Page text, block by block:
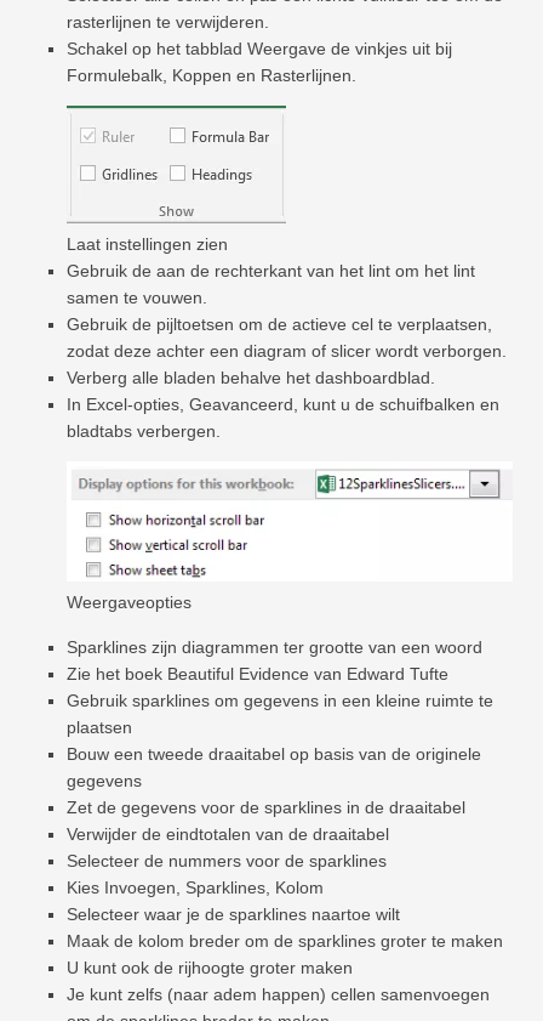
rasterlijnen te verwijderen.
Schakel op het tabblad Weergave de vinkjes uit bij
Formulebalk, Koppen en Rasterlijnen.
Laat instellingen zien
Gebruik de aan de rechterkant van het lint om het lint
samen te vouwen.
Gebruik de pijltoetsen om de actieve cel te verplaatsen,
zodat deze achter een diagram of slicer wordt verborgen.
Verberg alle bladen behalve het dashboardblad.
In Excel-opties, Geavanceerd, kunt u de schuifbalken en
bladtabs verbergen.
Weergaveopties
Sparklines zijn diagrammen ter grootte van een woord
Zie het boek Beautiful Evidence van Edward Tufte
Gebruik sparklines om gegevens in een kleine ruimte te
plaatsen
Bouw een tweede draaitabel op basis van de originele
gegevens
Zet de gegevens voor de sparklines in de draaitabel
Verwijder de eindtotalen van de draaitabel
Selecteer de nummers voor de sparklines
Kies Invoegen, Sparklines, Kolom
Selecteer waar je de sparklines naartoe wilt
Maak de kolom breder om de sparklines groter te maken
U kunt ook de rijhoogte groter maken
Je kunt zelfs (naar adem happen) cellen samenvoegen